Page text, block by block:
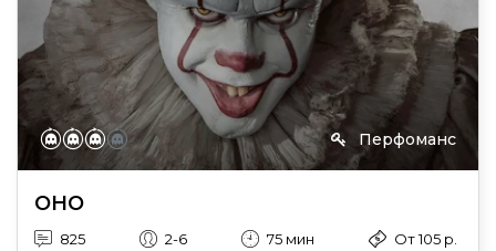
Перфоманс
ОНО
825 2-6 75 мин
От 105 р.